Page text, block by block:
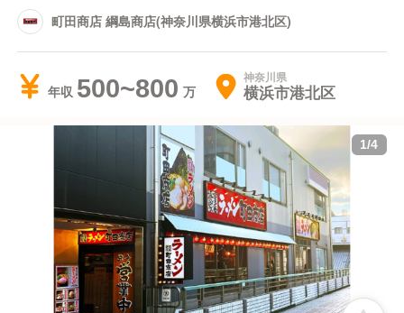
町田商店 綱島商店(神奈川県横浜市港北区)
年収 500~800 神奈川県
横浜市港北区
1/4